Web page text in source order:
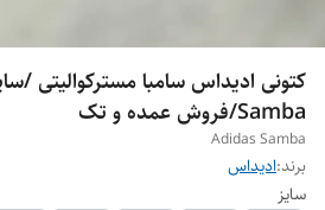
Samba/فروش عمده و تک
Adidas Samba
برند:ادیداس
سایز